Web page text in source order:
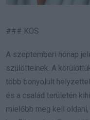
### KOS
A szeptemberi hónap
szülötteinek. A
több bonyolult
és a család területén
mielőbb meg kell